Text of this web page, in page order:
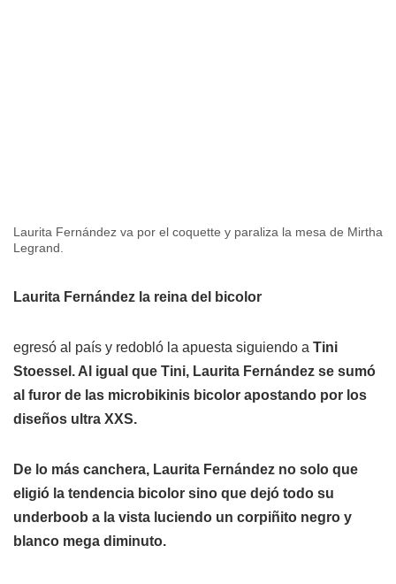
Laurita Fernández va por el coquette y paraliza la mesa de Mirtha
Legrand.
Laurita Fernández la reina del bicolor
egresó al país y redobló la apuesta siguiendo a Tini
Stoessel. Al igual que Tini, Laurita Fernández se sumó
al furor de las microbikinis bicolor apostando por los
diseños ultra XXS.
De lo más canchera, Laurita Fernández no solo que
eligió la tendencia bicolor sino que dejó todo su
underboob a la vista luciendo un corpiñito negro y
blanco mega diminuto.